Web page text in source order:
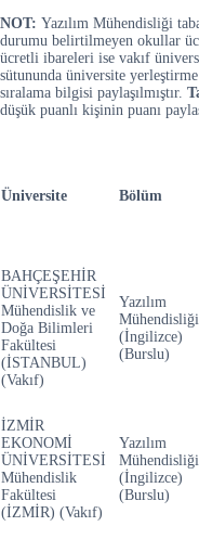
NOT: Yazılım Mühendisliği
durumu belirtilmeyen okullar
ücretli ibareleri ise vakıf
sütununda üniversite
sıralama bilgisi paylaşılmıştır.
düşük puanlı kişinin puanı
Üniversite Bölüm
BAHÇEŞEHİR
ÜNİVERSİTESİ
Mühendislik ve
Doğa Bilimleri
Fakültesi
(İSTANBUL)
(Vakıf)
Yazılım
Mühendisliği
(İngilizce)
(Burslu)
İZMİR
EKONOMİ
ÜNİVERSİTESİ
Mühendislik
Fakültesi
(İZMİR) (Vakıf)
Yazılım
Mühendisliği
(İngilizce)
(Burslu)